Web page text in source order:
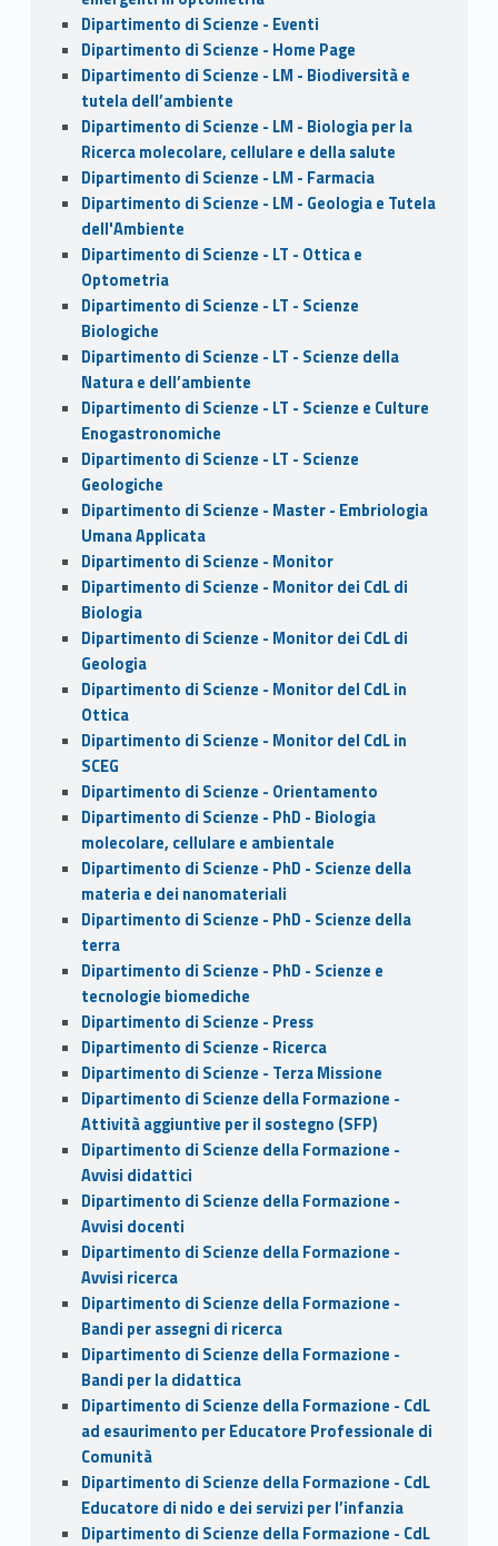
Dipartimento di Scienze - Eventi
Dipartimento di Scienze - Home Page
Dipartimento di Scienze - LM - Biodiversità e
tutela dell’ambiente
Dipartimento di Scienze - LM - Biologia per la
Ricerca molecolare, cellulare e della salute
Dipartimento di Scienze - LM - Farmacia
Dipartimento di Scienze - LM - Geologia e Tutela
dell'Ambiente
Dipartimento di Scienze - LT - Ottica e
Optometria
Dipartimento di Scienze - LT - Scienze
Biologiche
Dipartimento di Scienze - LT - Scienze della
Natura e dell’ambiente
Dipartimento di Scienze - LT - Scienze e Culture
Enogastronomiche
Dipartimento di Scienze - LT - Scienze
Geologiche
Dipartimento di Scienze - Master - Embriologia
Umana Applicata
Dipartimento di Scienze - Monitor
Dipartimento di Scienze - Monitor dei CdL di
Biologia
Dipartimento di Scienze - Monitor dei CdL di
Geologia
Dipartimento di Scienze - Monitor del CdL in
Ottica
Dipartimento di Scienze - Monitor del CdL in
SCEG
Dipartimento di Scienze - Orientamento
Dipartimento di Scienze - PhD - Biologia
molecolare, cellulare e ambientale
Dipartimento di Scienze - PhD - Scienze della
materia e dei nanomateriali
Dipartimento di Scienze - PhD - Scienze della
terra
Dipartimento di Scienze - PhD - Scienze e
tecnologie biomediche
Dipartimento di Scienze - Press
Dipartimento di Scienze - Ricerca
Dipartimento di Scienze - Terza Missione
Dipartimento di Scienze della Formazione -
Attività aggiuntive per il sostegno (SFP)
Dipartimento di Scienze della Formazione -
Avvisi didattici
Dipartimento di Scienze della Formazione -
Avvisi docenti
Dipartimento di Scienze della Formazione -
Avvisi ricerca
Dipartimento di Scienze della Formazione -
Bandi per assegni di ricerca
Dipartimento di Scienze della Formazione -
Bandi per la didattica
Dipartimento di Scienze della Formazione - CdL
ad esaurimento per Educatore Professionale di
Comunità
Dipartimento di Scienze della Formazione - CdL
Educatore di nido e dei servizi per l’infanzia
Dipartimento di Scienze della Formazione - CdL